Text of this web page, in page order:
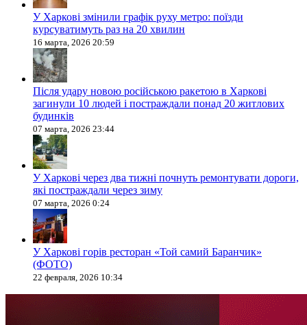
У Харкові змінили графік руху метро: поїзди
курсуватимуть раз на 20 хвилин
16 марта, 2026 20:59
Після удару новою російською ракетою в Харкові
загинули 10 людей і постраждали понад 20 житлових
будинків
07 марта, 2026 23:44
У Харкові через два тижні почнуть ремонтувати дороги,
які постраждали через зиму
07 марта, 2026 0:24
У Харкові горів ресторан «Той самий Баранчик»
(ФОТО)
22 февраля, 2026 10:34